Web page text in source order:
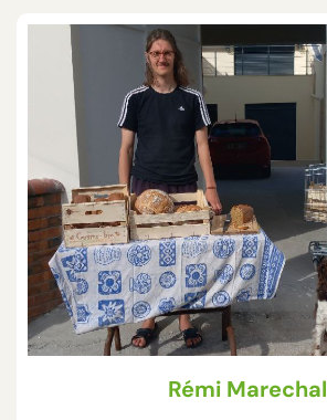
Rémi Marechal